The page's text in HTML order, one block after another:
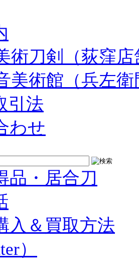
術刀剣（荻窪店
美術館（兵左
引法
わせ
: 品・居合刀
入＆買取方法
）